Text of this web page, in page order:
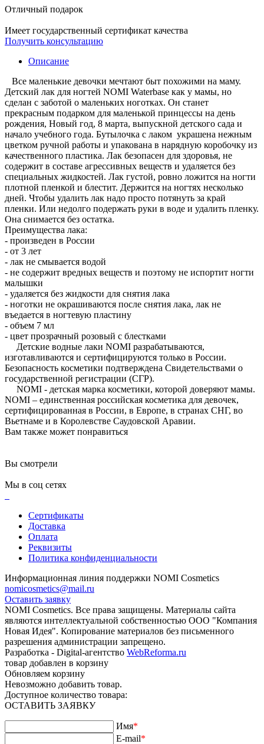
Отличный подарок
Имеет государственный сертификат качества
Получить консультацию
Описание
Все маленькие девочки мечтают быт похожими на маму.
Детский лак для ногтей NOMI Waterbase как у мамы, но
сделан с заботой о маленьких ноготках. Он станет
прекрасным подарком для маленькой принцессы на день
рождения, Новый год, 8 марта, выпускной детского сада и
начало учебного года. Бутылочка с лаком украшена нежным
цветком ручной работы и упакована в нарядную коробочку из
качественного пластика. Лак безопасен для здоровья, не
содержит в составе агрессивных веществ и удаляется без
специальных жидкостей. Лак густой, ровно ложится на ногти
плотной пленкой и блестит. Держится на ногтях несколько
дней. Чтобы удалить лак надо просто потянуть за край
пленки. Или недолго подержать руки в воде и удалить пленку.
Она снимается без остатка.
Преимущества лака:
- произведен в России
- от 3 лет
- лак не смывается водой
- не содержит вредных веществ и поэтому не испортит ногти
малышки
- удаляется без жидкости для снятия лака
- ноготки не окрашиваются после снятия лака, лак не
въедается в ногтевую пластину
- объем 7 мл
- цвет прозрачный розовый с блестками
Детские водные лаки NOMI разрабатываются,
изготавливаются и сертифицируются только в России.
Безопасность косметики подтверждена Свидетельствами о
государственной регистрации (СГР).
NOMI - детская марка косметики, которой доверяют мамы.
NOMI – единственная российская косметика для девочек,
сертифицированная в России, в Европе, в странах СНГ, во
Вьетнаме и в Королевстве Саудовской Аравии.
Вам также может понравиться
Вы смотрели
Мы в соц сетях
Сертификаты
Доставка
Оплата
Реквизиты
Политика конфиденциальности
Информационная линия поддержки NOMI Сosmetics
nomicosmetics@mail.ru
Оставить заявку
NOMI Сosmetics. Все права защищены. Материалы сайта
являются интеллектуальной собственностью ООО "Компания
Новая Идея". Копирование материалов без письменного
разрешения администрации запрещено.
Разработка - Digital-агентство WebReforma.ru
товар добавлен в корзину
Обновляем корзину
Невозможно добавить товар.
Доступное количество товара:
ОСТАВИТЬ ЗАЯВКУ
Имя*
E-mail*